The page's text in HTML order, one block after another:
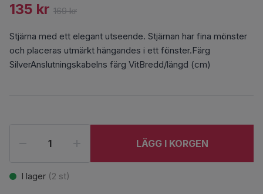
135 kr 169 kr
Stjärna med ett elegant utseende. Stjärnan har fina mönster
och placeras utmärkt hängandes i ett fönster.Färg
SilverAnslutningskabelns färg VitBredd/längd (cm)
LÄGG I KORGEN
I lager (2 st)